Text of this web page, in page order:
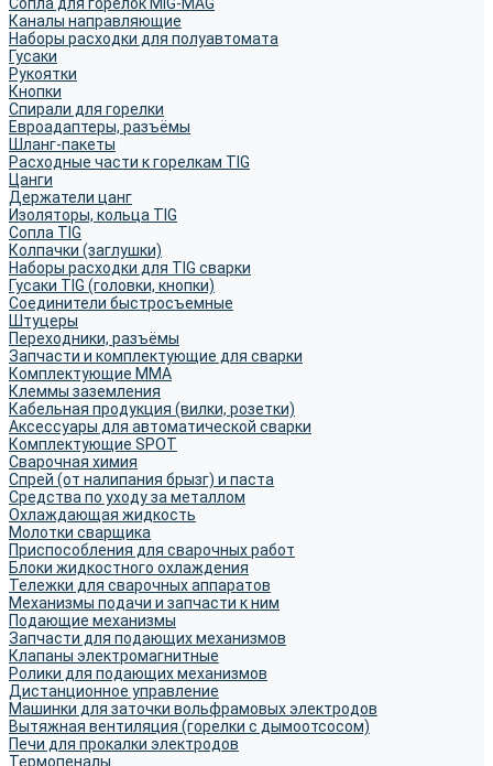
Каналы направляющие
Наборы расходки для полуавтомата
Гусаки
Рукоятки
Кнопки
Спирали для горелки
Евроадаптеры, разъёмы
Шланг-пакеты
Расходные части к горелкам TIG
Цанги
Держатели цанг
Изоляторы, кольца TIG
Сопла TIG
Колпачки (заглушки)
Наборы расходки для TIG сварки
Гусаки TIG (головки, кнопки)
Соединители быстросъемные
Штуцеры
Переходники, разъёмы
Запчасти и комплектующие для сварки
Комплектующие ММА
Клеммы заземления
Кабельная продукция (вилки, розетки)
Аксессуары для автоматической сварки
Комплектующие SPOT
Сварочная химия
Спрей (от налипания брызг) и паста
Средства по уходу за металлом
Охлаждающая жидкость
Молотки сварщика
Приспособления для сварочных работ
Блоки жидкостного охлаждения
Тележки для сварочных аппаратов
Механизмы подачи и запчасти к ним
Подающие механизмы
Запчасти для подающих механизмов
Клапаны электромагнитные
Ролики для подающих механизмов
Дистанционное управление
Машинки для заточки вольфрамовых электродов
Вытяжная вентиляция (горелки с дымоотсосом)
Печи для прокалки электродов
Термопеналы